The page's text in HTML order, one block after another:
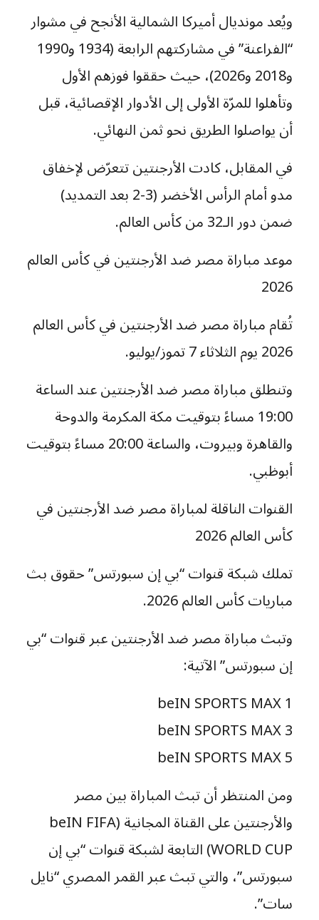
ويُعد مونديال أميركا الشمالية الأنجح في مشوار
“الفراعنة” في مشاركتهم الرابعة (1934 و1990
و2018 و2026)، حيث حققوا فوزهم الأول
وتأهلوا للمرّة الأولى إلى الأدوار الإقصائية، قبل
أن يواصلوا الطريق نحو ثمن النهائي.
في المقابل، كادت الأرجنتين تتعرّض لإخفاق
مدو أمام الرأس الأخضر (3-2 بعد التمديد)
ضمن دور الـ32 من كأس العالم.
موعد مباراة مصر ضد الأرجنتين في كأس العالم
2026
تُقام مباراة مصر ضد الأرجنتين في كأس العالم
2026 يوم الثلاثاء 7 تموز/يوليو.
وتنطلق مباراة مصر ضد الأرجنتين عند الساعة
19:00 مساءً بتوقيت مكة المكرمة والدوحة
والقاهرة وبيروت، والساعة 20:00 مساءً بتوقيت
أبوظبي.
القنوات الناقلة لمباراة مصر ضد الأرجنتين في
كأس العالم 2026
تملك شبكة قنوات “بي إن سبورتس” حقوق بث
مباريات كأس العالم 2026.
وتبث مباراة مصر ضد الأرجنتين عبر قنوات “بي
إن سبورتس” الآتية:
beIN SPORTS MAX 1
beIN SPORTS MAX 3
beIN SPORTS MAX 5
ومن المنتظر أن تبث المباراة بين مصر
والأرجنتين على القناة المجانية (beIN FIFA
WORLD CUP) التابعة لشبكة قنوات “بي إن
سبورتس”، والتي تبث عبر القمر المصري “نايل
سات”.